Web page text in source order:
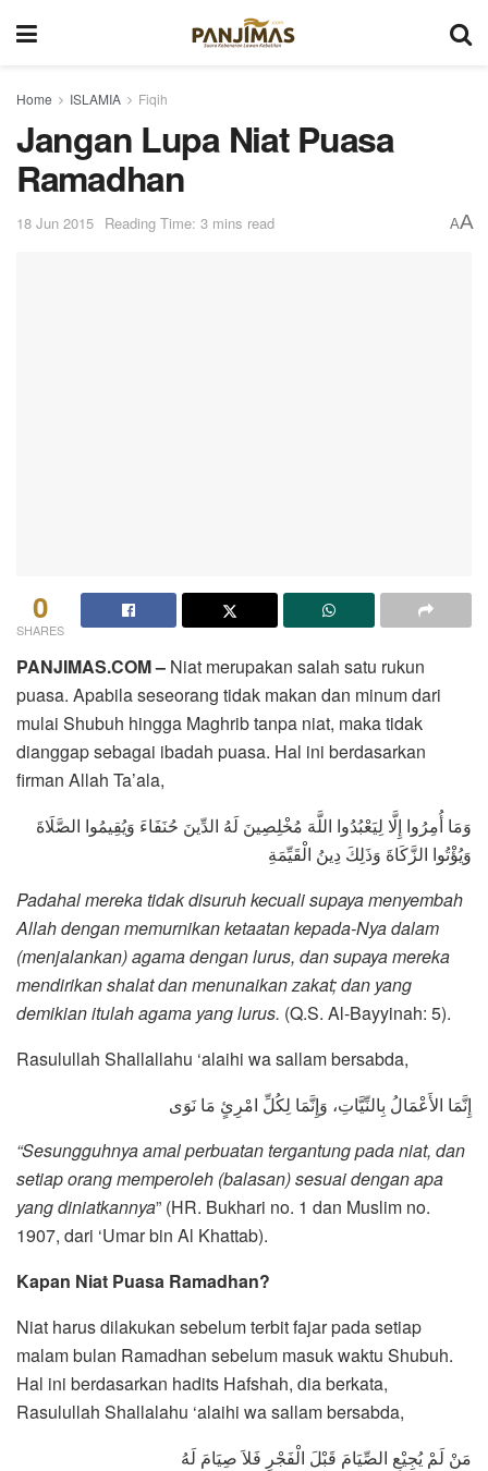
Home ISLAMIA Fiqih
Jangan Lupa Niat Puasa
Ramadhan
18 Jun 2015 Reading Time: 3 mins read AA
0
SHARES
PANJIMAS.COM – Niat merupakan salah satu rukun
puasa. Apabila seseorang tidak makan dan minum dari
mulai Shubuh hingga Maghrib tanpa niat, maka tidak
dianggap sebagai ibadah puasa. Hal ini berdasarkan
firman Allah Ta’ala,
وَمَا أُمِرُوا إِلَّا لِيَعْبُدُوا اللَّهَ مُخْلِصِينَ لَهُ الدِّينَ حُنَفَاءَ وَيُقِيمُوا الصَّلَاةَ
وَيُؤْتُوا الزَّكَاةَ وَذَلِكَ دِينُ الْقَيِّمَةِ
Padahal mereka tidak disuruh kecuali supaya menyembah
Allah dengan memurnikan ketaatan kepada-Nya dalam
(menjalankan) agama dengan lurus, dan supaya mereka
mendirikan shalat dan menunaikan zakat; dan yang
demikian itulah agama yang lurus. (Q.S. Al-Bayyinah: 5).
Rasulullah Shallallahu ‘alaihi wa sallam bersabda,
إِنَّمَا الأَعْمَالُ بِالنِّيَّاتِ، وَإِنَّمَا لِكُلِّ امْرِئٍ مَا نَوَى
“Sesungguhnya amal perbuatan tergantung pada niat, dan
setiap orang memperoleh (balasan) sesuai dengan apa
yang diniatkannya” (HR. Bukhari no. 1 dan Muslim no.
1907, dari ‘Umar bin Al Khattab).
Kapan Niat Puasa Ramadhan?
Niat harus dilakukan sebelum terbit fajar pada setiap
malam bulan Ramadhan sebelum masuk waktu Shubuh.
Hal ini berdasarkan hadits Hafshah, dia berkata,
Rasulullah Shallalahu ‘alaihi wa sallam bersabda,
مَنْ لَمْ يُجِيْعِ الصِّيَامَ قَبْلَ الْفَجْرِ فَلاَ صِيَامَ لَهُ